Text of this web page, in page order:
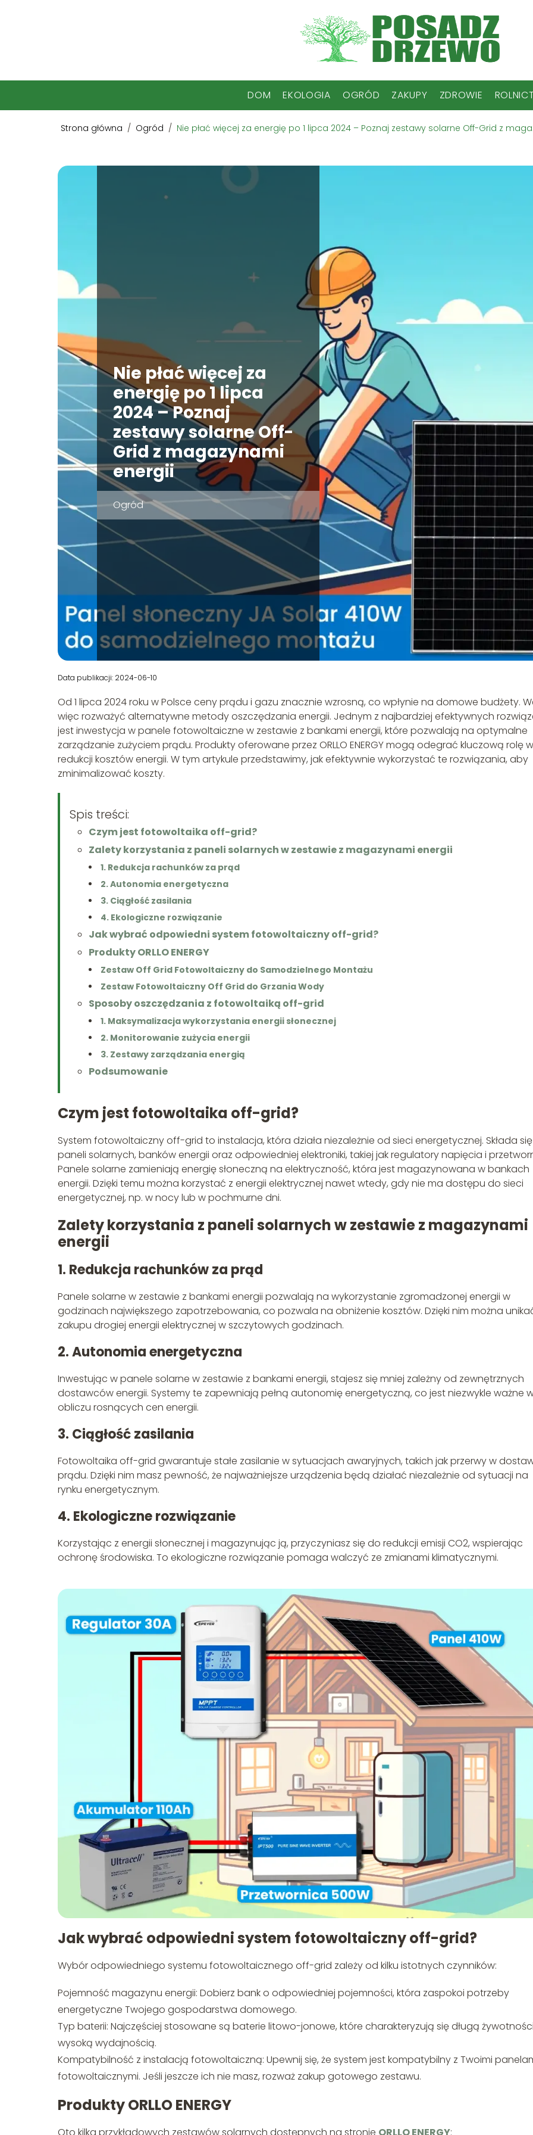
DOM EKOLOGIA OGRÓD ZAKUPY ZDROWIE
Strona główna / Ogród / Nie płać więcej za energię po 1 lipca 2024 – Poznaj zestawy solarne Off-Grid z
Nie płać więcej za
energię po 1 lipca
2024 – Poznaj
zestawy solarne Off-
Grid z magazynami
energii
Ogród
Data publikacji: 2024-06-10
Od 1 lipca 2024 roku w Polsce ceny prądu i gazu znacznie wzrosną, co wpłynie na domowe budżety.
więc rozważyć alternatywne metody oszczędzania energii. Jednym z najbardziej efektywnych
jest inwestycja w panele fotowoltaiczne w zestawie z bankami energii, które pozwalają na optymalne
zarządzanie zużyciem prądu. Produkty oferowane przez ORLLO ENERGY mogą odegrać kluczową rolę w
redukcji kosztów energii. W tym artykule przedstawimy, jak efektywnie wykorzystać te rozwiązania, aby
zminimalizować koszty.
Spis treści:
Czym jest fotowoltaika off-grid?
Zalety korzystania z paneli solarnych w zestawie z magazynami energii
1. Redukcja rachunków za prąd
2. Autonomia energetyczna
3. Ciągłość zasilania
4. Ekologiczne rozwiązanie
Jak wybrać odpowiedni system fotowoltaiczny off-grid?
Produkty ORLLO ENERGY
Zestaw Off Grid Fotowoltaiczny do Samodzielnego Montażu
Zestaw Fotowoltaiczny Off Grid do Grzania Wody
Sposoby oszczędzania z fotowoltaiką off-grid
1. Maksymalizacja wykorzystania energii słonecznej
2. Monitorowanie zużycia energii
3. Zestawy zarządzania energią
Podsumowanie
Czym jest fotowoltaika off-grid?
System fotowoltaiczny off-grid to instalacja, która działa niezależnie od sieci energetycznej. Składa
paneli solarnych, banków energii oraz odpowiedniej elektroniki, takiej jak regulatory napięcia i
Panele solarne zamieniają energię słoneczną na elektryczność, która jest magazynowana w bankach
energii. Dzięki temu można korzystać z energii elektrycznej nawet wtedy, gdy nie ma dostępu do sieci
energetycznej, np. w nocy lub w pochmurne dni.
Zalety korzystania z paneli solarnych w zestawie z magazynami
energii
1. Redukcja rachunków za prąd
Panele solarne w zestawie z bankami energii pozwalają na wykorzystanie zgromadzonej energii w
godzinach największego zapotrzebowania, co pozwala na obniżenie kosztów. Dzięki nim można
zakupu drogiej energii elektrycznej w szczytowych godzinach.
2. Autonomia energetyczna
Inwestując w panele solarne w zestawie z bankami energii, stajesz się mniej zależny od zewnętrznych
dostawców energii. Systemy te zapewniają pełną autonomię energetyczną, co jest niezwykle ważne
obliczu rosnących cen energii.
3. Ciągłość zasilania
Fotowoltaika off-grid gwarantuje stałe zasilanie w sytuacjach awaryjnych, takich jak przerwy w
prądu. Dzięki nim masz pewność, że najważniejsze urządzenia będą działać niezależnie od sytuacji na
rynku energetycznym.
4. Ekologiczne rozwiązanie
Korzystając z energii słonecznej i magazynując ją, przyczyniasz się do redukcji emisji CO2, wspierając
ochronę środowiska. To ekologiczne rozwiązanie pomaga walczyć ze zmianami klimatycznymi.
Jak wybrać odpowiedni system fotowoltaiczny off-grid?
Wybór odpowiedniego systemu fotowoltaicznego off-grid zależy od kilku istotnych czynników:
Pojemność magazynu energii: Dobierz bank o odpowiedniej pojemności, która zaspokoi potrzeby
energetyczne Twojego gospodarstwa domowego.
Typ baterii: Najczęściej stosowane są baterie litowo-jonowe, które charakteryzują się długą
wysoką wydajnością.
Kompatybilność z instalacją fotowoltaiczną: Upewnij się, że system jest kompatybilny z Twoimi
fotowoltaicznymi. Jeśli jeszcze ich nie masz, rozważ zakup gotowego zestawu.
Produkty ORLLO ENERGY
Oto kilka przykładowych zestawów solarnych dostępnych na stronie ORLLO ENERGY: